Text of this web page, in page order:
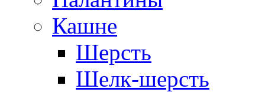
Кашне
Шерсть
Шелк-шерсть